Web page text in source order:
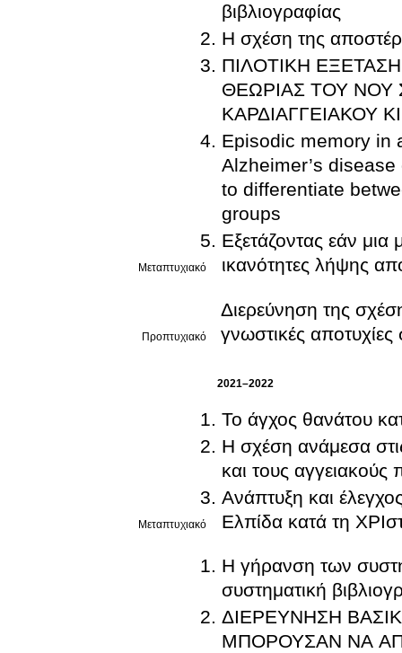
Μεταπτυχιακό
βιβλιογραφίας
Η σχέση της
ΠΙΛΟΤΙΚΗ
ΘΕΩΡΙΑΣ ΤΟΥ ΝΟΥ
ΚΑΡΔΙΑΓΓΕΙΑΚΟΥ
Episodic memory in
Alzheimer’s
to differentiate
groups
Εξετάζοντας εάν μια
ικανότητες λήψης
Προπτυχιακό
Διερεύνηση της
γνωστικές αποτυχίες
2021–2022
Μεταπτυχιακό
Το άγχος θανάτου
Η σχέση ανάμεσα
και τους αγγειακούς
Ανάπτυξη και
Ελπίδα κατά τη
Η γήρανση των
συστηματική
ΔΙΕΡΕΥΝΗΣΗ
ΜΠΟΡΟΥΣΑΝ ΝΑ